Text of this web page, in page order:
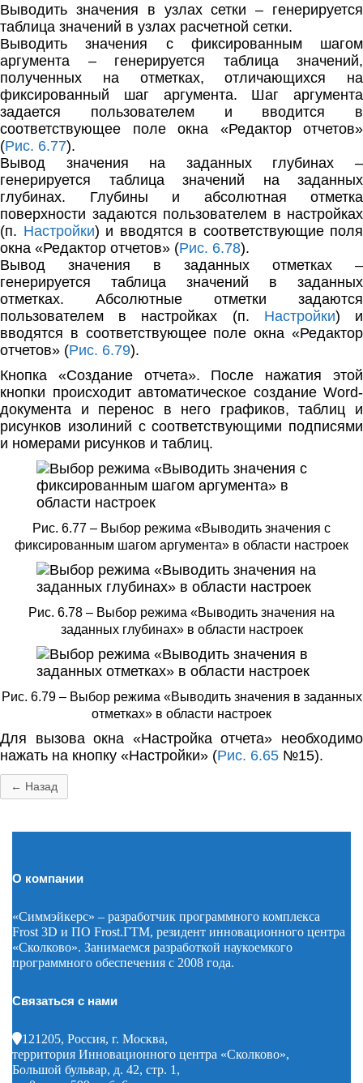
Выводить значения в узлах сетки – генерируется
таблица значений в узлах расчетной сетки.
Выводить значения с фиксированным шагом
аргумента – генерируется таблица значений,
полученных на отметках, отличающихся на
фиксированный шаг аргумента. Шаг аргумента
задается пользователем и вводится в
соответствующее поле окна «Редактор отчетов»
(Рис. 6.77).
Вывод значения на заданных глубинах –
генерируется таблица значений на заданных
глубинах. Глубины и абсолютная отметка
поверхности задаются пользователем в настройках
(п. Настройки) и вводятся в соответствующие поля
окна «Редактор отчетов» (Рис. 6.78).
Вывод значения в заданных отметках –
генерируется таблица значений в заданных
отметках. Абсолютные отметки задаются
пользователем в настройках (п. Настройки) и
вводятся в соответствующее поле окна «Редактор
отчетов» (Рис. 6.79).
Кнопка «Создание отчета». После нажатия этой
кнопки происходит автоматическое создание Word-
документа и перенос в него графиков, таблиц и
рисунков изолиний с соответствующими подписями
и номерами рисунков и таблиц.
Рис. 6.77 – Выбор режима «Выводить значения с
фиксированным шагом аргумента» в области настроек
Рис. 6.78 – Выбор режима «Выводить значения на
заданных глубинах» в области настроек
Рис. 6.79 – Выбор режима «Выводить значения в заданных
отметках» в области настроек
Для вызова окна «Настройка отчета» необходимо
нажать на кнопку «Настройки» (Рис. 6.65 №15).
← Назад
О компании
«Симмэйкерс» – разработчик программного комплекса
Frost 3D и ПО Frost.ГТМ, резидент инновационного центра
«Сколково». Занимаемся разработкой наукоемкого
программного обеспечения с 2008 года.
Связаться с нами
121205, Россия, г. Москва,
территория Инновационного центра «Сколково»,
Большой бульвар, д. 42, стр. 1,